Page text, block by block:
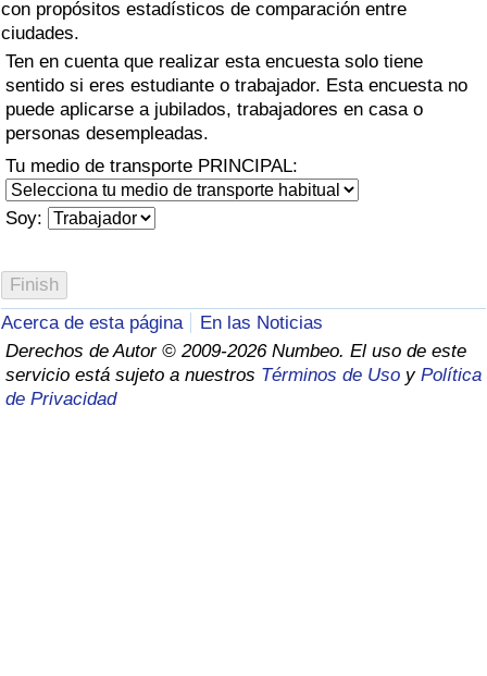
con propósitos estadísticos de comparación entre
ciudades.
Ten en cuenta que realizar esta encuesta solo tiene
sentido si eres estudiante o trabajador. Esta encuesta no
puede aplicarse a jubilados, trabajadores en casa o
personas desempleadas.
Tu medio de transporte PRINCIPAL:
Soy:
Acerca de esta página
En las Noticias
Derechos de Autor © 2009-2026 Numbeo. El uso de este
servicio está sujeto a nuestros Términos de Uso y Política
de Privacidad
en aqaba
Delincuencia
Calificación del Índice de Criminalidad
(Actual)
Índice de Criminalidad
Índice de criminalidad por país
Índice de Sanidad (Actual)
Índice de Sanidad